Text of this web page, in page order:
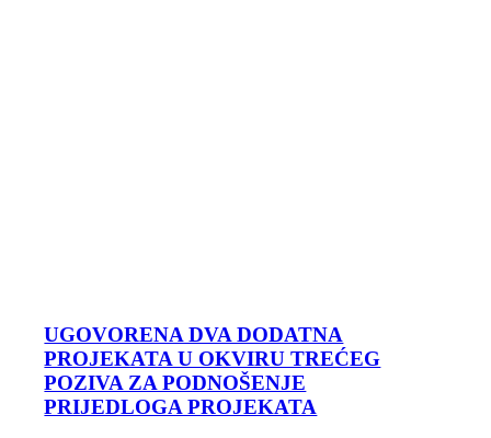
UGOVORENA DVA DODATNA
PROJEKATA U OKVIRU TREĆEG
POZIVA ZA PODNOŠENJE
PRIJEDLOGA PROJEKATA